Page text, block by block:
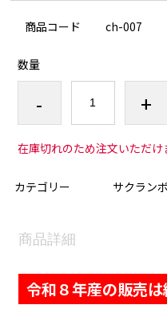
商品コード ch-007
数量
- +
在庫切れのため注文いただけ
カテゴリー サクランボ
商品詳細
令和８年産の販売